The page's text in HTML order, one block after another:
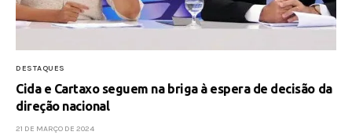
DESTAQUES
Cida e Cartaxo seguem na briga à espera de decisão da
direção nacional
21 DE MARÇO DE 2024